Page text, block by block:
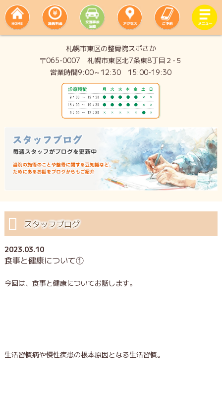
札幌市東区の整骨院スポさか
〒065-0007 札幌市東区北7条東8丁目２-５
営業時間9:00～12:30 15:00-19:30
スタッフブログ
2023.03.10
食事と健康について①
今回は、食事と健康についてお話します。
生活習慣病や慢性疾患の根本原因となる生活習慣。